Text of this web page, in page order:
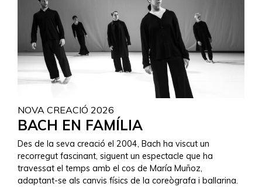
NOVA CREACIÓ 2026
BACH EN FAMÍLIA
Des de la seva creació el 2004, Bach ha viscut un
recorregut fascinant, siguent un espectacle que ha
travessat el temps amb el cos de María Muñoz,
adaptant-se als canvis físics de la coreògrafa i ballarina.